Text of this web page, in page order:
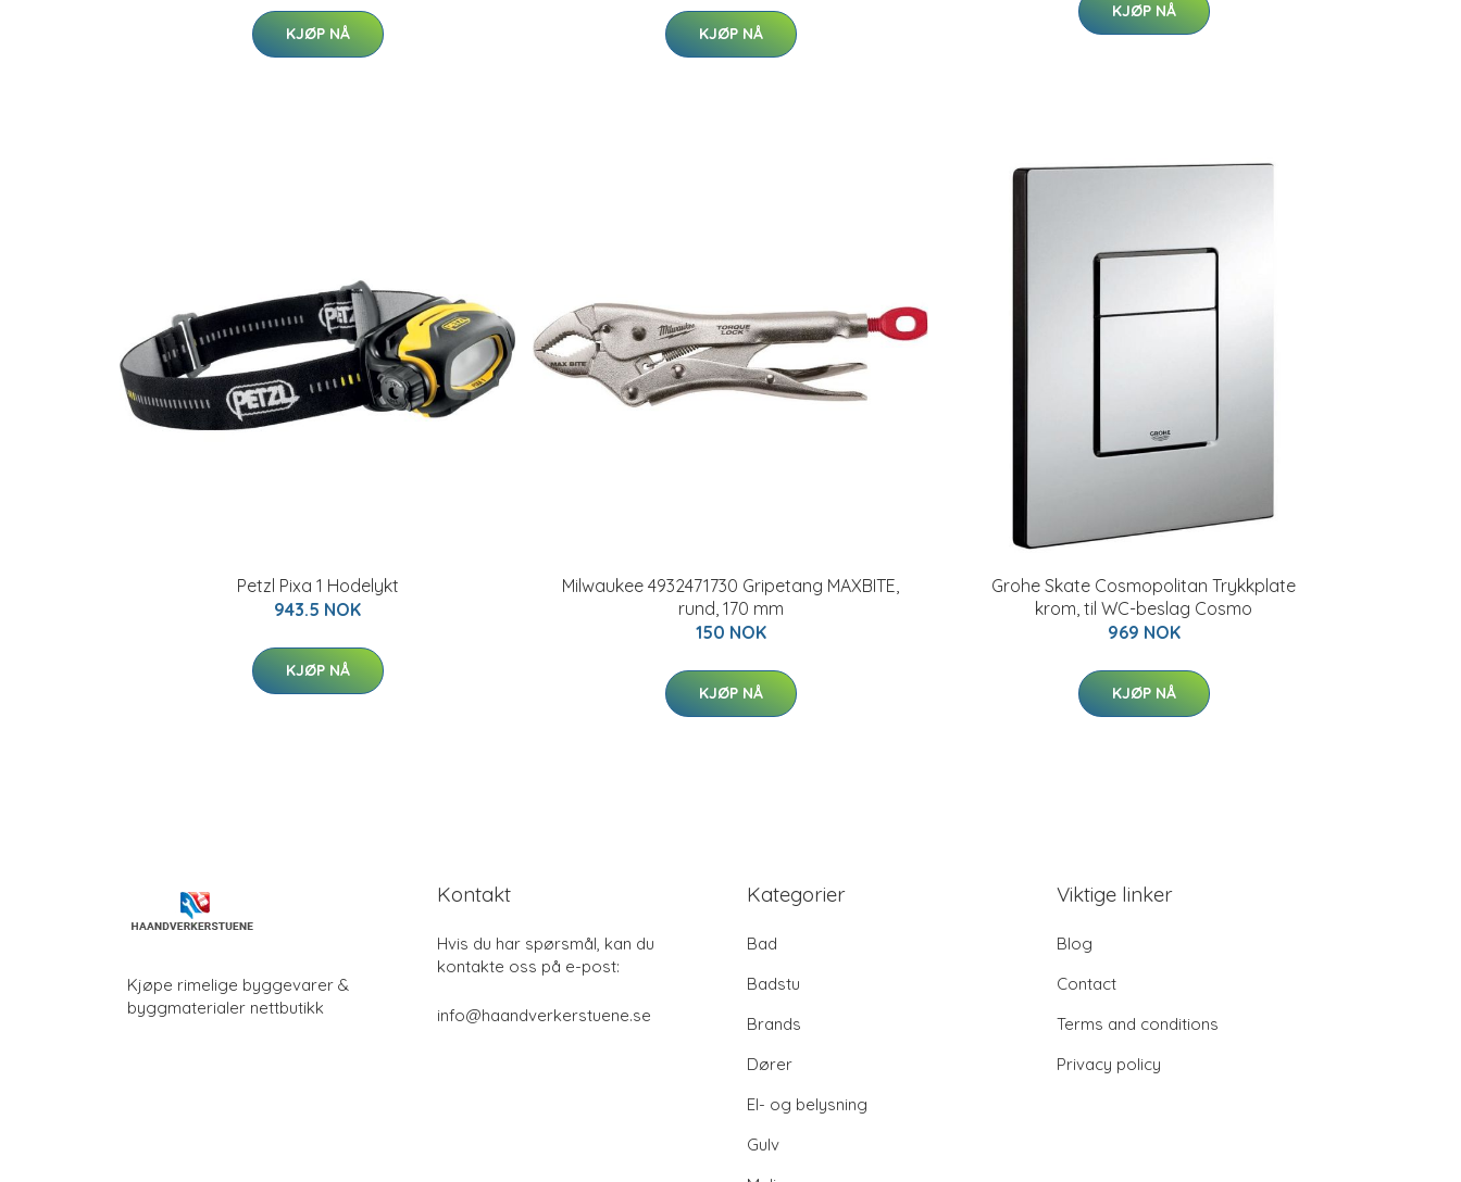
KJØP NÅ KJØP NÅ
KJØP NÅ
Petzl Pixa 1 Hodelykt
943.5 NOK
KJØP NÅ
Milwaukee 4932471730 Gripetang MAXBITE,
rund, 170 mm
150 NOK
KJØP NÅ
Grohe Skate Cosmopolitan Trykkplate
krom, til WC-beslag Cosmo
969 NOK
KJØP NÅ
Kjøpe rimelige byggevarer &
byggmaterialer nettbutikk
Kontakt
Hvis du har spørsmål, kan du
kontakte oss på e-post:
info@haandverkerstuene.se
Kategorier
Bad
Badstu
Brands
Dører
El- og belysning
Gulv
Viktige linker
Blog
Contact
Terms and conditions
Privacy policy